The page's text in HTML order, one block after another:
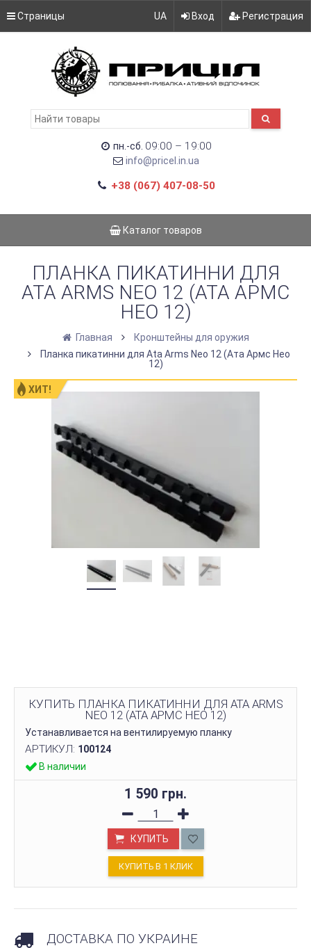
Страницы UA Вход Регистрация
пн.-сб. 09:00 – 19:00
info@pricel.in.ua
+38 (067) 407-08-50
Каталог товаров
ПЛАНКА ПИКАТИННИ ДЛЯ
ATA ARMS NEO 12 (АТА АРМС
НЕО 12)
Главная
Кронштейны для оружия
Планка пикатинни для Ata Arms Neo 12 (Ата Армс Нео
12)
ХИТ!
КУПИТЬ ПЛАНКА ПИКАТИННИ ДЛЯ ATA ARMS
NEO 12 (АТА АРМС НЕО 12)
Устанавливается на вентилируемую планку
АРТИКУЛ: 100124
В наличии
1 590 грн.
КУПИТЬ
КУПИТЬ В 1 КЛИК
ДОСТАВКА ПО УКРАИНЕ